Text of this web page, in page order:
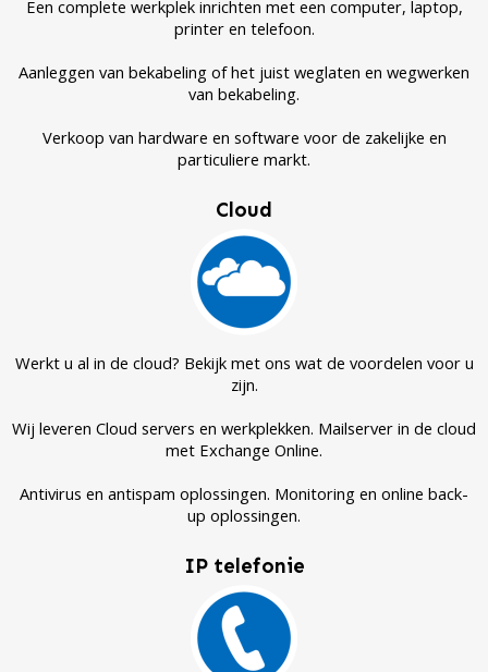
contact
Een complete werkplek inrichten met een computer, laptop,
printer en telefoon.
Aanleggen van bekabeling of het juist weglaten en wegwerken
van bekabeling.
Verkoop van hardware en software voor de zakelijke en
particuliere markt.
Cloud
Werkt u al in de cloud? Bekijk met ons wat de voordelen voor u
zijn.
Wij leveren Cloud servers en werkplekken. Mailserver in de cloud
met Exchange Online.
Antivirus en antispam oplossingen. Monitoring en online back-
up oplossingen.
IP telefonie